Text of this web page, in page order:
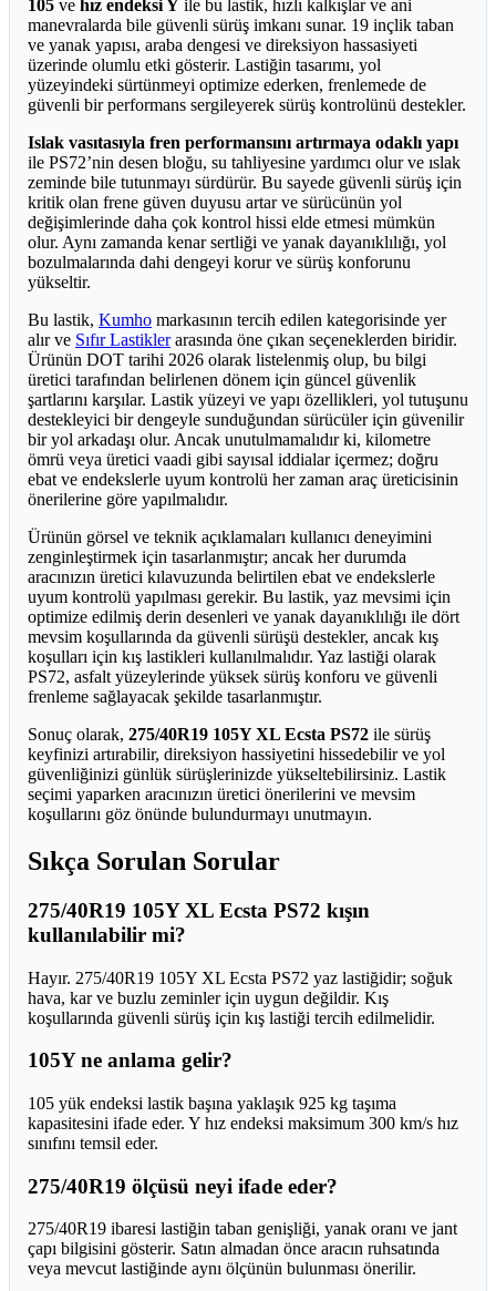
105 ve hız endeksi Y ile bu lastik, hızlı kalkışlar ve ani
manevralarda bile güvenli sürüş imkanı sunar. 19 inçlik taban
ve yanak yapısı, araba dengesi ve direksiyon hassasiyeti
üzerinde olumlu etki gösterir. Lastiğin tasarımı, yol
yüzeyindeki sürtünmeyi optimize ederken, frenlemede de
güvenli bir performans sergileyerek sürüş kontrolünü destekler.
Islak vasıtasıyla fren performansını artırmaya odaklı yapı
ile PS72’nin desen bloğu, su tahliyesine yardımcı olur ve ıslak
zeminde bile tutunmayı sürdürür. Bu sayede güvenli sürüş için
kritik olan frene güven duyusu artar ve sürücünün yol
değişimlerinde daha çok kontrol hissi elde etmesi mümkün
olur. Aynı zamanda kenar sertliği ve yanak dayanıklılığı, yol
bozulmalarında dahi dengeyi korur ve sürüş konforunu
yükseltir.
Bu lastik, Kumho markasının tercih edilen kategorisinde yer
alır ve Sıfır Lastiklerarasında öne çıkan seçeneklerden biridir.
Ürünün DOT tarihi 2026 olarak listelenmiş olup, bu bilgi
üretici tarafından belirlenen dönem için güncel güvenlik
şartlarını karşılar. Lastik yüzeyi ve yapı özellikleri, yol tutuşunu
destekleyici bir dengeyle sunduğundan sürücüler için güvenilir
bir yol arkadaşı olur. Ancak unutulmamalıdır ki, kilometre
ömrü veya üretici vaadi gibi sayısal iddialar içermez; doğru
ebat ve endekslerle uyum kontrolü her zaman araç üreticisinin
önerilerine göre yapılmalıdır.
Ürünün görsel ve teknik açıklamaları kullanıcı deneyimini
zenginleştirmek için tasarlanmıştır; ancak her durumda
aracınızın üretici kılavuzunda belirtilen ebat ve endekslerle
uyum kontrolü yapılması gerekir. Bu lastik, yaz mevsimi için
optimize edilmiş derin desenleri ve yanak dayanıklılığı ile dört
mevsim koşullarında da güvenli sürüşü destekler, ancak kış
koşulları için kış lastikleri kullanılmalıdır. Yaz lastiği olarak
PS72, asfalt yüzeylerinde yüksek sürüş konforu ve güvenli
frenleme sağlayacak şekilde tasarlanmıştır.
Sonuç olarak, 275/40R19 105Y XL Ecsta PS72 ile sürüş
keyfinizi artırabilir, direksiyon hassiyetini hissedebilir ve yol
güvenliğinizi günlük sürüşlerinizde yükseltebilirsiniz. Lastik
seçimi yaparken aracınızın üretici önerilerini ve mevsim
koşullarını göz önünde bulundurmayı unutmayın.
Sıkça Sorulan Sorular
275/40R19 105Y XL Ecsta PS72 kışın
kullanılabilir mi?
Hayır. 275/40R19 105Y XL Ecsta PS72 yaz lastiğidir; soğuk
hava, kar ve buzlu zeminler için uygun değildir. Kış
koşullarında güvenli sürüş için kış lastiği tercih edilmelidir.
105Y ne anlama gelir?
105 yük endeksi lastik başına yaklaşık 925 kg taşıma
kapasitesini ifade eder. Y hız endeksi maksimum 300 km/s hız
sınıfını temsil eder.
275/40R19 ölçüsü neyi ifade eder?
275/40R19 ibaresi lastiğin taban genişliği, yanak oranı ve jant
çapı bilgisini gösterir. Satın almadan önce aracın ruhsatında
veya mevcut lastiğinde aynı ölçünün bulunması önerilir.